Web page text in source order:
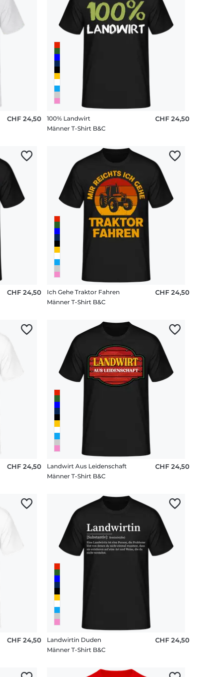
CHF 24,50
100% Landwirt
Männer T-Shirt B&C
CHF 24,50
CHF 24,50
Ich Gehe Traktor Fahren
Männer T-Shirt B&C
CHF 24,50
CHF 24,50
Landwirt Aus Leidenschaft
Männer T-Shirt B&C
CHF 24,50
CHF 24,50
Landwirtin Duden
Männer T-Shirt B&C
CHF 24,50